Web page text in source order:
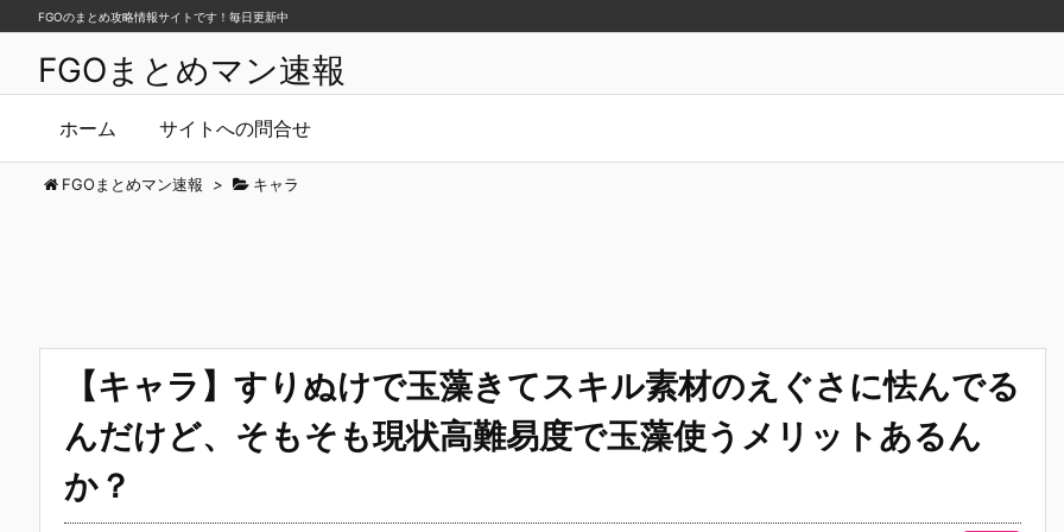
FGOまとめマン速報
ホーム サイトへの問合せ
FGOのまとめ攻略情報サイトです！毎日更新中
FGOまとめマン速報 > キャラ
【キャラ】すりぬけで玉藻きてスキル素材のえぐさに怯んでる
んだけど、そもそも現状高難易度で玉藻使うメリットあるん
か？